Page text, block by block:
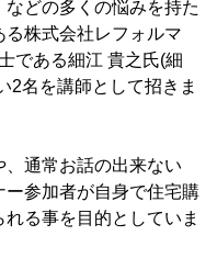
どの多くの悩みを持た
株式会社レフォルマ
である細江 貴之氏(細
2名を講師として招きま
通常お話の出来ない
ー参加者が自身で住宅購
る事を目的としていま